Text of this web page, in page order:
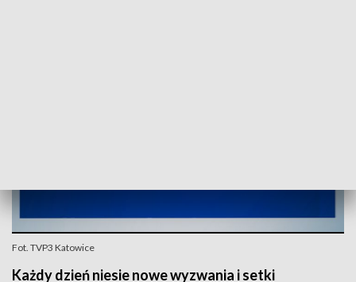
Fot. TVP3 Katowice
Każdy dzień niesie nowe wyzwania i setki